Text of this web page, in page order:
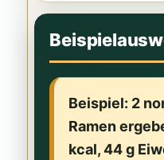
Beispiel: 2
Ramen
kcal, 44 g